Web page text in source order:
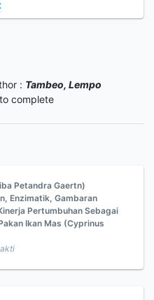
: Tambeo, Lempo
complete
Petandra Gaertn)
Enzimatik, Gambaran
Pertumbuhan Sebagai
Ikan Mas (Cyprinus